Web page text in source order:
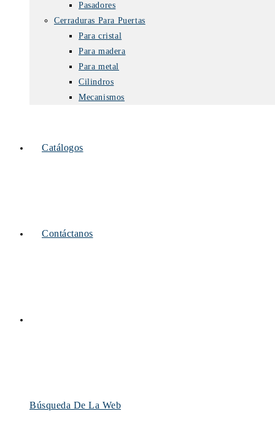
Pasadores
Cerraduras Para Puertas
Para cristal
Para madera
Para metal
Cilindros
Mecanismos
Catálogos
Contáctanos
Búsqueda De La Web